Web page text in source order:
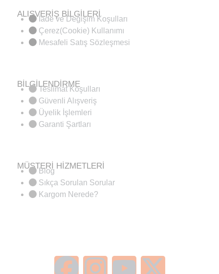
ALIŞVERİŞ BİLGİLERİ
İade ve Değişim Koşulları
Çerez(Cookie) Kullanımı
Mesafeli Satış Sözleşmesi
BİLGİLENDİRME
Teslimat Koşulları
Güvenli Alışveriş
Üyelik İşlemleri
Garanti Şartları
MÜŞTERİ HİZMETLERİ
Blog
Sıkça Sorulan Sorular
Kargom Nerede?